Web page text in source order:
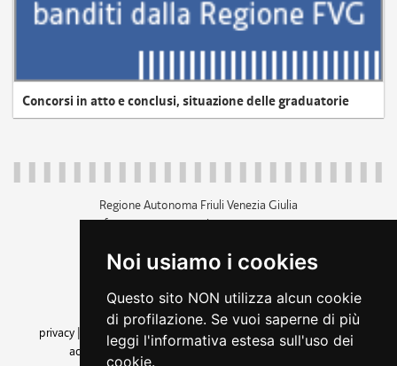
Noi usiamo i cookies
Questo sito NON utilizza alcun cookie
di profilazione. Se vuoi saperne di più
leggi l'informativa estesa sull'uso dei
cookie.
Concorsi in atto e conclusi, situazione delle graduatorie
Regione Autonoma Friuli Venezia Giulia
c.f. 80014930327; p.iva 00526040324
+39 040 3771111
amministrazione trasparente
privacy
cookie |note legali accessibilità
dichiarazione di
accessibilità| feedback cambio preferenze cookie